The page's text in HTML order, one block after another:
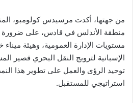
من جهتها، أكدت مرسيدس كولومبو،
منطقة الأندلس في قادس، على ضرورة
مستويات الإدارة العمومية، وهيئة
توحيد الرؤى والعمل على تطوير هذا
استراتيجي للمستقبل.